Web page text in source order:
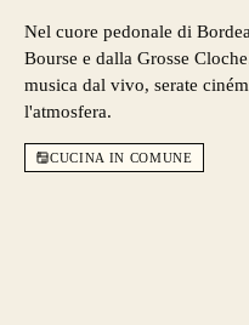
Nel cuore pedonale di
Bourse e dalla Grosse
musica dal vivo, serate
l'atmosfera.
CUCINA IN COMUNE